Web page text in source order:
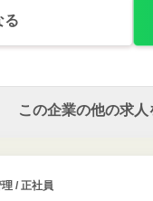
る
この企業の他の求人
/ 正社員